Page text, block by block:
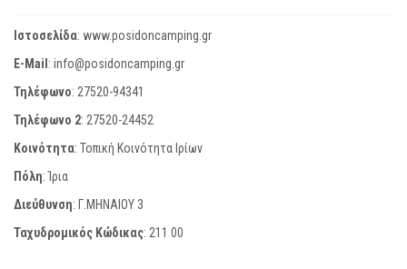
Ιστοσελίδα: www.posidoncamping.gr
E-Mail: info@posidoncamping.gr
Τηλέφωνο: 27520-94341
Τηλέφωνο 2: 27520-24452
Κοινότητα: Τοπική Κοινότητα Ιρίων
Πόλη: Ίρια
Διεύθυνση: Γ.ΜΗΝΑΙΟΥ 3
Ταχυδρομικός Κώδικας: 211 00